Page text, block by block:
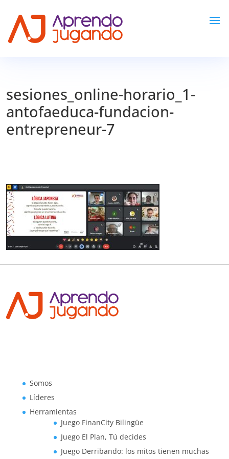
sesiones_online-horario_1-
antofaeduca-fundacion-
entrepreneur-7
Somos
Líderes
Herramientas
Juego FinanCity Bilingüe
Juego El Plan, Tú decides
Juego Derribando: los mitos tienen muchas